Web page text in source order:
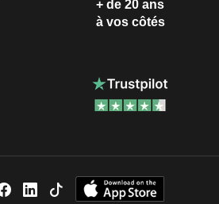
+ de 20 ans
à vos côtés